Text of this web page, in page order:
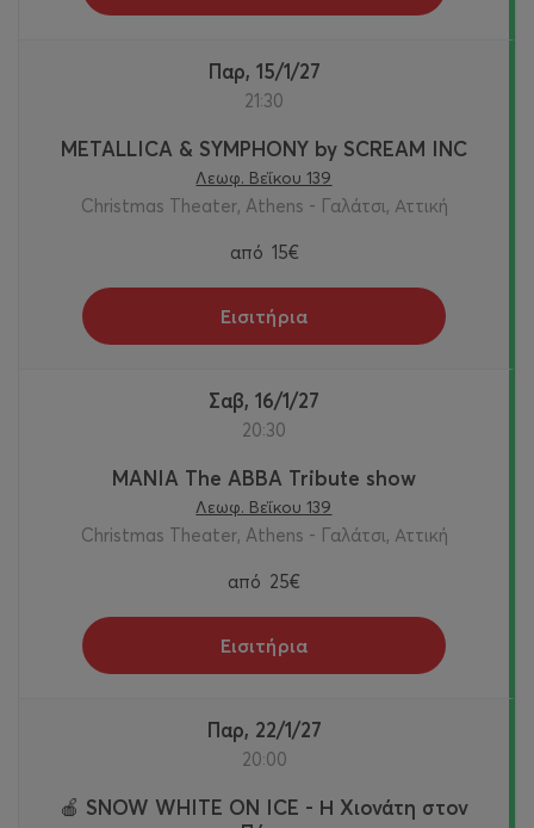
Παρ, 15/1/27
21:30
METALLICA & SYMPHONY by SCREAM INC
Λεωφ. Βεΐκου 139
Christmas Theater, Athens - Γαλάτσι, Αττική
από 15€
Εισιτήρια
Σαβ, 16/1/27
20:30
MANIA The ABBA Tribute show
Λεωφ. Βεΐκου 139
Christmas Theater, Athens - Γαλάτσι, Αττική
από 25€
Εισιτήρια
Παρ, 22/1/27
20:00
🍎 SNOW WHITE ON ICE - Η Χιονάτη στον